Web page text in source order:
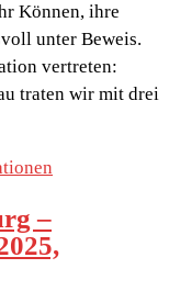
Können, ihre
unter Beweis.
vertreten:
traten wir mit drei
–